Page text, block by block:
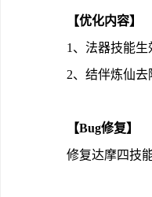
【优化内容】
1、法器技能生
2、结伴炼仙去
【Bug修复】
修复达摩四技